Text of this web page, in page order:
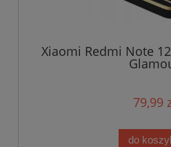
Xiaomi Redmi Note
79,99
do